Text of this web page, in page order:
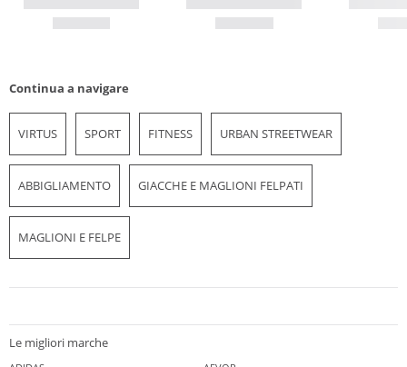
Continua a navigare
VIRTUS SPORT FITNESS URBAN STREETWEAR
ABBIGLIAMENTO GIACCHE E MAGLIONI FELPATI
MAGLIONI E FELPE
Le migliori marche